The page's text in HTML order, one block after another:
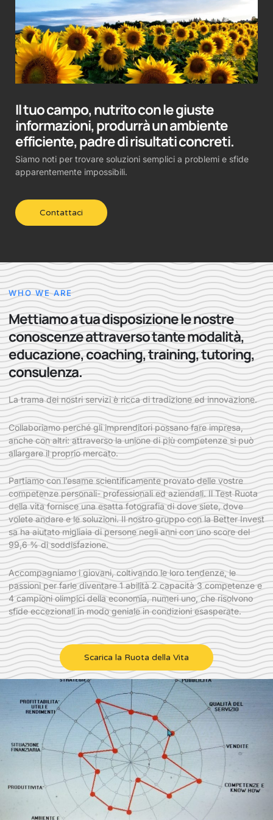
Il tuo campo, nutrito con le giuste
informazioni, produrrà un ambiente
efficiente, padre di risultati concreti.
Siamo noti per trovare soluzioni semplici a problemi e sfide
apparentemente impossibili.
Contattaci
WHO WE ARE
Mettiamo a tua disposizione le nostre
conoscenze attraverso tante modalità,
educazione, coaching, training, tutoring,
consulenza.
La trama dei nostri servizi è ricca di tradizione ed innovazione.
Collaboriamo perché gli imprenditori possano fare impresa,
anche con altri: attraverso la unione di più competenze si può
allargare il proprio mercato.
Partiamo con l’esame scientificamente provato delle vostre
competenze personali- professionali ed aziendali. Il Test Ruota
della vita fornisce una esatta fotografia di dove siete, dove
volete andare e le soluzioni. Il nostro gruppo con la Better Invest
sa ha aiutato migliaia di persone negli anni con uno score del
99,6 % di soddisfazione.
Accompagniamo i giovani, coltivando le loro tendenze, le
passioni per farle diventare 1 abilità 2 capacità 3 competenze e
4 campioni olimpici della economia, numeri uno, che risolvono
sfide eccezionali in modo geniale in condizioni esasperate.
Scarica la Ruota della Vita